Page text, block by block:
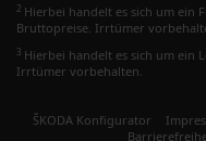
2 Hierbei handelt es sich um ein
Bruttopreise. Irrtümer
3 Hierbei handelt es sich um ein
Irrtümer vorbehalten.
ŠKODA Konfigurator